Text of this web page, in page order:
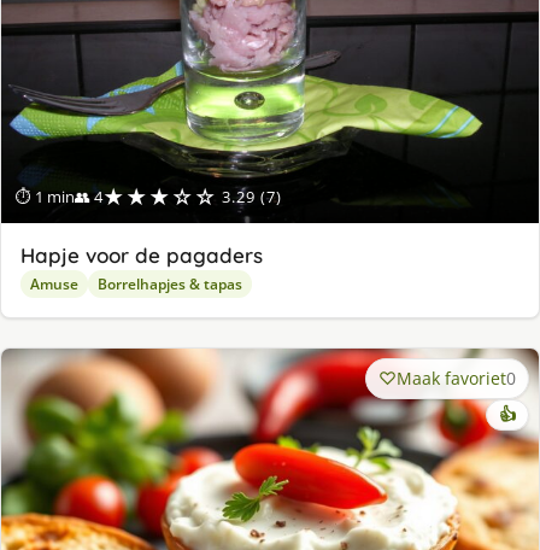
⏱ 1 min👥 4★★★☆☆ 3.29 (7)
Hapje voor de pagaders
Amuse Borrelhapjes & tapas
Maak favoriet0
👍